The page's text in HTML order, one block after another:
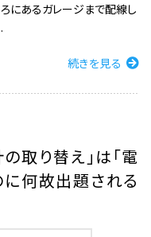
にあるガレージまで配線し
続きを見る
取り替え」は「電
何故出題される